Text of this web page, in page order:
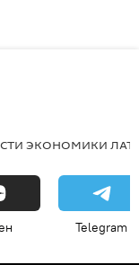
ЭКОНОМИКИ
Telegram